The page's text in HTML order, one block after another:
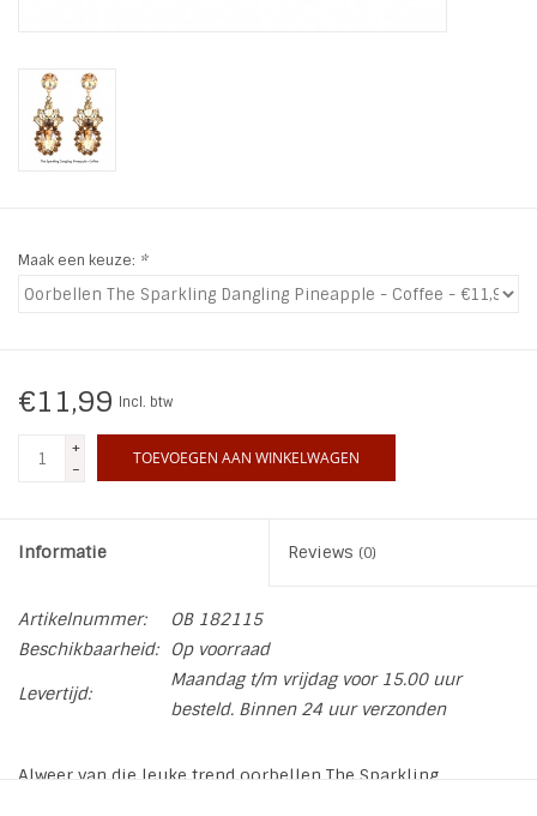
LIFESTYLE PRODUCTEN
SALE
Maak een keuze: *
€11,99 Incl. btw
+
-
TOEVOEGEN AAN WINKELWAGEN
Informatie Reviews (0)
Artikelnummer:
OB 182115
Beschikbaarheid:
Op voorraad
Levertijd:
Maandag t/m vrijdag voor 15.00 uur
besteld. Binnen 24 uur verzonden
Alweer van die leuke trend oorbellen The Sparkling